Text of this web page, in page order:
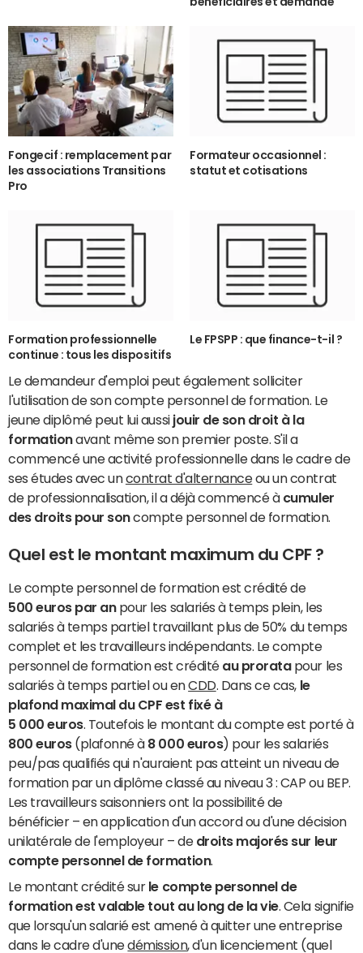
Fongecif : remplacement par
les associations Transitions
Pro
Formateur occasionnel :
statut et cotisations
Formation professionnelle
continue : tous les dispositifs
Le FPSPP : que finance-t-il ?
Le demandeur d'emploi peut également solliciter
l'utilisation de son compte personnel de formation. Le
jeune diplômé peut lui aussi jouir de son droit à la
formationavant même son premier poste. S'il a
commencé une activité professionnelle dans le cadre de
ses études avec uncontrat d'alternanceou un contrat
de professionnalisation, il a déjà commencé à cumuler
des droits pour soncompte personnel de formation.
Quel est le montant maximum du CPF ?
Le compte personnel de formation est crédité de
500 euros par anpour les salariés à temps plein, les
salariés à temps partiel travaillant plus de 50% du temps
complet et les travailleurs indépendants. Le compte
personnel de formation est crédité au proratapour les
salariés à temps partiel ou enCDD. Dans ce cas, le
plafond maximal du CPF est fixé à
5 000 euros. Toutefois le montant du compte est porté à
800 euros(plafonné à 8 000 euros) pour les salariés
peu/pas qualifiés qui n'auraient pas atteint un niveau de
formation par un diplôme classé au niveau 3 : CAP ou BEP.
Les travailleurs saisonniers ont la possibilité de
bénéficier – en application d'un accord ou d'une décision
unilatérale de l'employeur – de droits majorés sur leur
compte personnel de formation.
Le montant crédité sur le compte personnel de
formation est valable tout au long de la vie. Cela signifie
que lorsqu'un salarié est amené à quitter une entreprise
dans le cadre d'unedémission, d'un licenciement (quel